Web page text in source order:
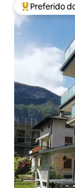
Entre os
Preferido